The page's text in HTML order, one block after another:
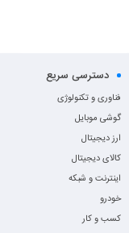
دسترسی سریع
فناوری و تکنولوژی
گوشی موبایل
ارز دیجیتال
کالای دیجیتال
اینترنت و شبکه
خودرو
کسب و کار